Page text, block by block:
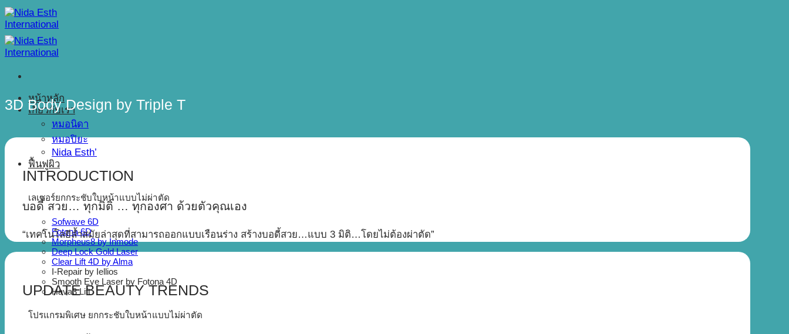
Skip
to
content
หน้าหลัก
เกี่ยวกับเรา
หมอนิดา
หมอปิยะ
Nida Esth’
ฟื้นฟูผิว
เลเซอร์ยกกระชับใบหน้าแบบไม่ผ่าตัด
Sofwave 6D
Fotona 6D
Morpheus8 by Inmode
Deep Lock Gold Laser
Clear Lift 4D by Alma
I-Repair by Iellios
Smooth Eye Laser by Fotona 4D
Hava3 Lift
โปรแกรมพิเศษ ยกกระชับใบหน้าแบบไม่ผ่าตัด
3D Body Design by Triple T
INTRODUCTION
บอดี้ สวย… ทุกมิติ … ทุกองศา ด้วยตัวคุณเอง
“เทคโนโลยีล้ำสมัยล่าสุดที่สามารถออกแบบเรือนร่าง สร้างบอดี้สวย…แบบ 3 มิติ…โดยไม่ต้องผ่าตัด”
UPDATE BEAUTY TRENDS